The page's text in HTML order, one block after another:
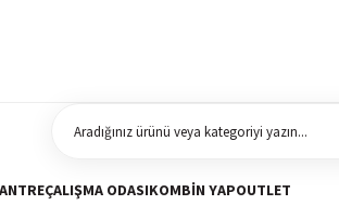
ANTREÇALIŞMA ODASIKOMBIN YAPOUTLET